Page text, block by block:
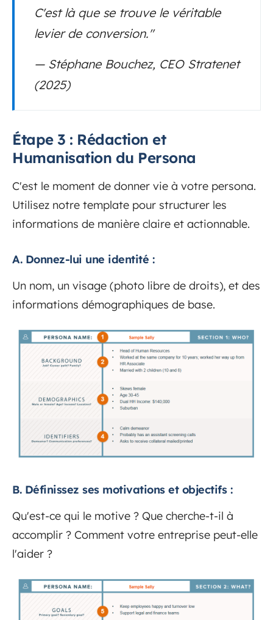
C'est là que se trouve le véritable
levier de conversion."
— Stéphane Bouchez, CEO Stratenet
(2025)
Étape 3 : Rédaction et
Humanisation du Persona
C'est le moment de donner vie à votre persona.
Utilisez notre template pour structurer les
informations de manière claire et actionnable.
A. Donnez-lui une identité :
Un nom, un visage (photo libre de droits), et des
informations démographiques de base.
B. Définissez ses motivations et objectifs :
Qu'est-ce qui le motive ? Que cherche-t-il à
accomplir ? Comment votre entreprise peut-elle
l'aider ?